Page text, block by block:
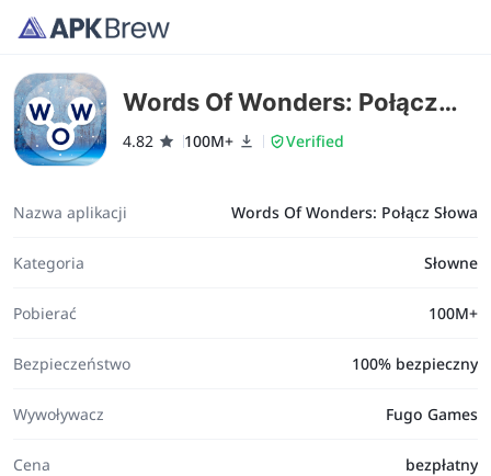
Words Of Wonders: Połącz
Słowa
4.82 100M+ Verified
Nazwa aplikacji Words Of Wonders: Połącz Słowa
Kategoria Słowne
Pobierać 100M+
Bezpieczeństwo 100% bezpieczny
Wywoływacz Fugo Games
Cena bezpłatny